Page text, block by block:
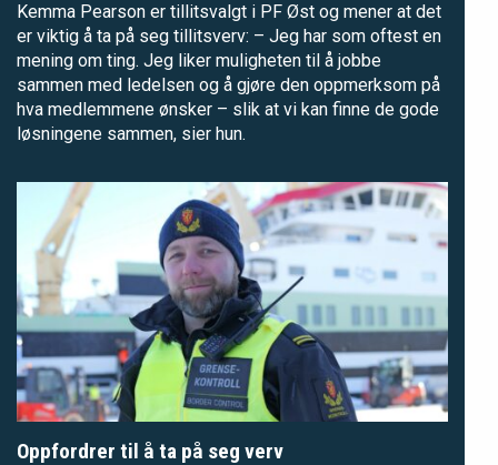
Kemma Pearson er tillitsvalgt i PF Øst og mener at det
er viktig å ta på seg tillitsverv: – Jeg har som oftest en
mening om ting. Jeg liker muligheten til å jobbe
sammen med ledelsen og å gjøre den oppmerksom på
hva medlemmene ønsker – slik at vi kan finne de gode
løsningene sammen, sier hun.
Oppfordrer til å ta på seg verv